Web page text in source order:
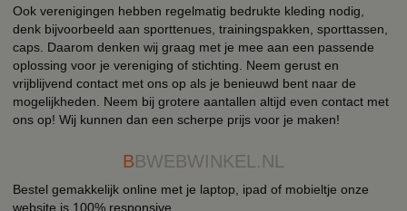
Ook verenigingen hebben regelmatig bedrukte kleding nodig,
denk bijvoorbeeld aan sporttenues, trainingspakken, sporttassen,
caps. Daarom denken wij graag met je mee aan een passende
oplossing voor je vereniging of stichting. Neem gerust en
vrijblijvend contact met ons op als je benieuwd bent naar de
mogelijkheden. Neem bij grotere aantallen altijd even contact met
ons op! Wij kunnen dan een scherpe prijs voor je maken!
BBWEBWINKEL.NL
Bestel gemakkelijk online met je laptop, ipad of mobieltje onze
website is 100% responsive.